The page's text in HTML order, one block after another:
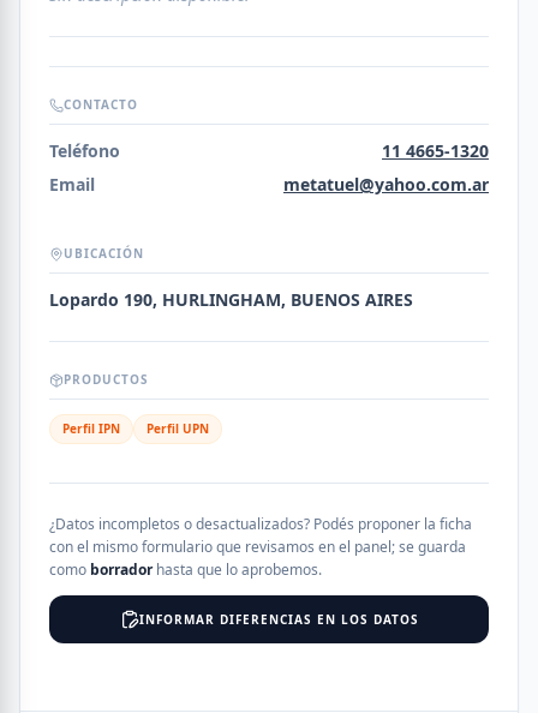
CONTACTO
Teléfono
11 4665-1320
Email
metatuel@yahoo.com.ar
UBICACIÓN
Lopardo 190, HURLINGHAM, BUENOS AIRES
PRODUCTOS
Perfil IPN Perfil UPN
¿Datos incompletos o desactualizados? Podés proponer la ficha
con el mismo formulario que revisamos en el panel; se guarda
como borradorhasta que lo aprobemos.
INFORMAR DIFERENCIAS EN LOS DATOS